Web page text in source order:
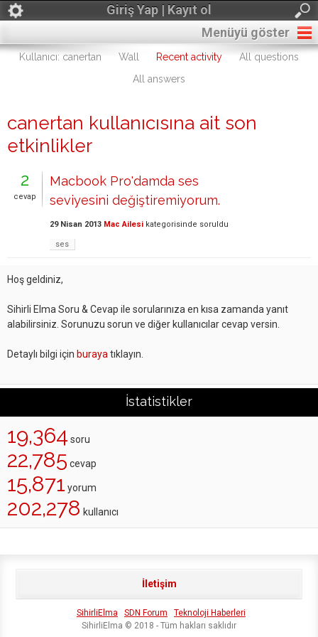
Giriş Yap | Kayıt ol
Menüyü göster
Kullanıcı: canertan Wall Recent activity
All questions
All answers
canertan kullanıcısına ait son
etkinlikler
2
cevap
Macbook Pro'damda ses
seviyesini değiştiremiyorum.
29 Nisan 2013 Mac Ailesi kategorisinde soruldu
ses
Hoş geldiniz,
Sihirli Elma Soru & Cevap ile sorularınıza en kısa zamanda yanıt
alabilirsiniz. Sorunuzu sorun ve diğer kullanıcılar cevap versin.
Detaylı bilgi için buraya tıklayın.
İstatistikler
19,364 soru
22,785 cevap
15,871 yorum
202,278 kullanıcı
İletişim
SihirliElma SDN Forum
Teknoloji Haberleri
SihirliElma © 2018 - Tüm hakları saklıdır